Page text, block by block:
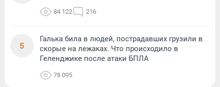
84 122 216
5
Галька била в людей, пострадавших грузили в
скорые на лежаках. Что происходило в
Геленджике после атаки БПЛА
78 095